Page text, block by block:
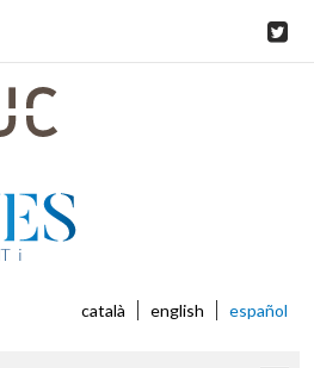
català english español